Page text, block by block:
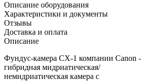
Описание оборудования
Характеристики и документы
Отзывы
Доставка и оплата
Описание
Фундус-камера CX-1 компании Canon -
гибридная мидриатическая/
немидриатическая камера с